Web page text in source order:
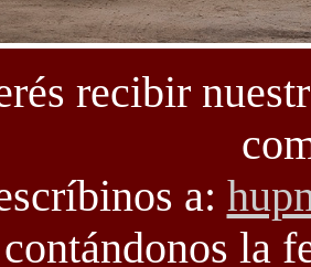
recibir
a:
contándonos la